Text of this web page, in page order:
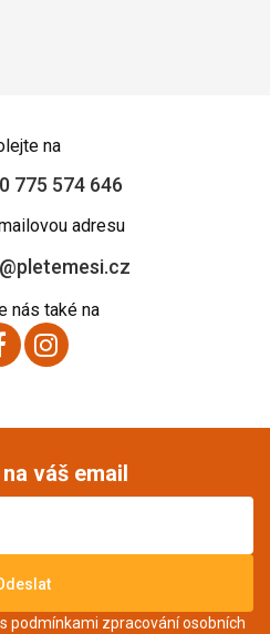
na
775 574 646
adresu
nás také na
váš email
podmínkami zpracování osobních